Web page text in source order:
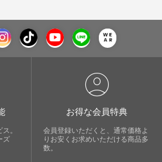
。
ズ
account_circle
お得な会員特典
会員登録いただくと、通常価格よ
りお安くお求めいただける商品多
数。